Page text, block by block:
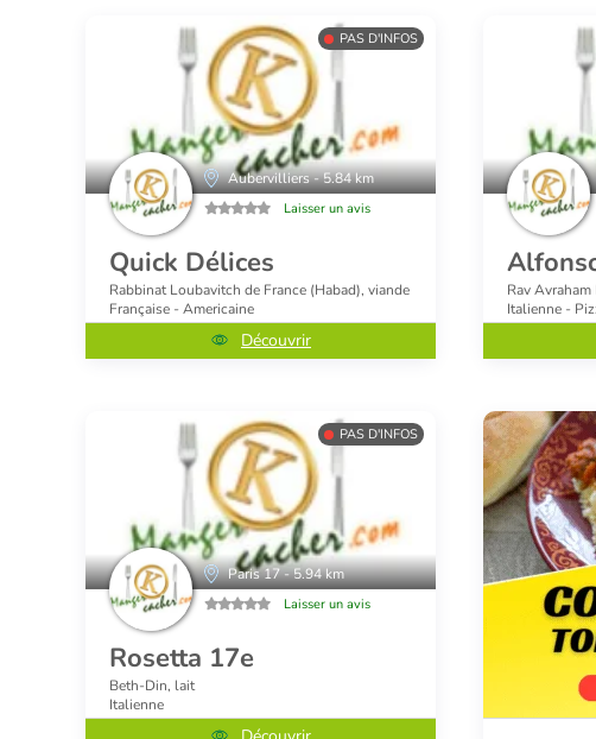
PAS D'INFOS
Aubervilliers - 5.84 km
Laisser un avis
Quick Délices
Rabbinat Loubavitch de France (Habad), viande
Française - Americaine
Découvrir
Rav
Italienne -
PAS D'INFOS
Paris 17 - 5.94 km
Laisser un avis
Rosetta 17e
Beth-Din, lait
Italienne